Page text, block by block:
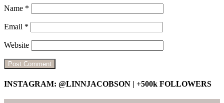
Name *
Email *
Website
INSTAGRAM: @LINNJACOBSON | +500k FOLLOWERS